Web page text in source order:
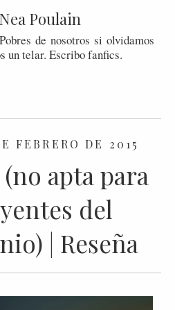
Nea Poulain
de nosotros si olvidamos
un telar. Escribo fanfics.
FEBRERO DE 2015
apta para
del
| Reseña